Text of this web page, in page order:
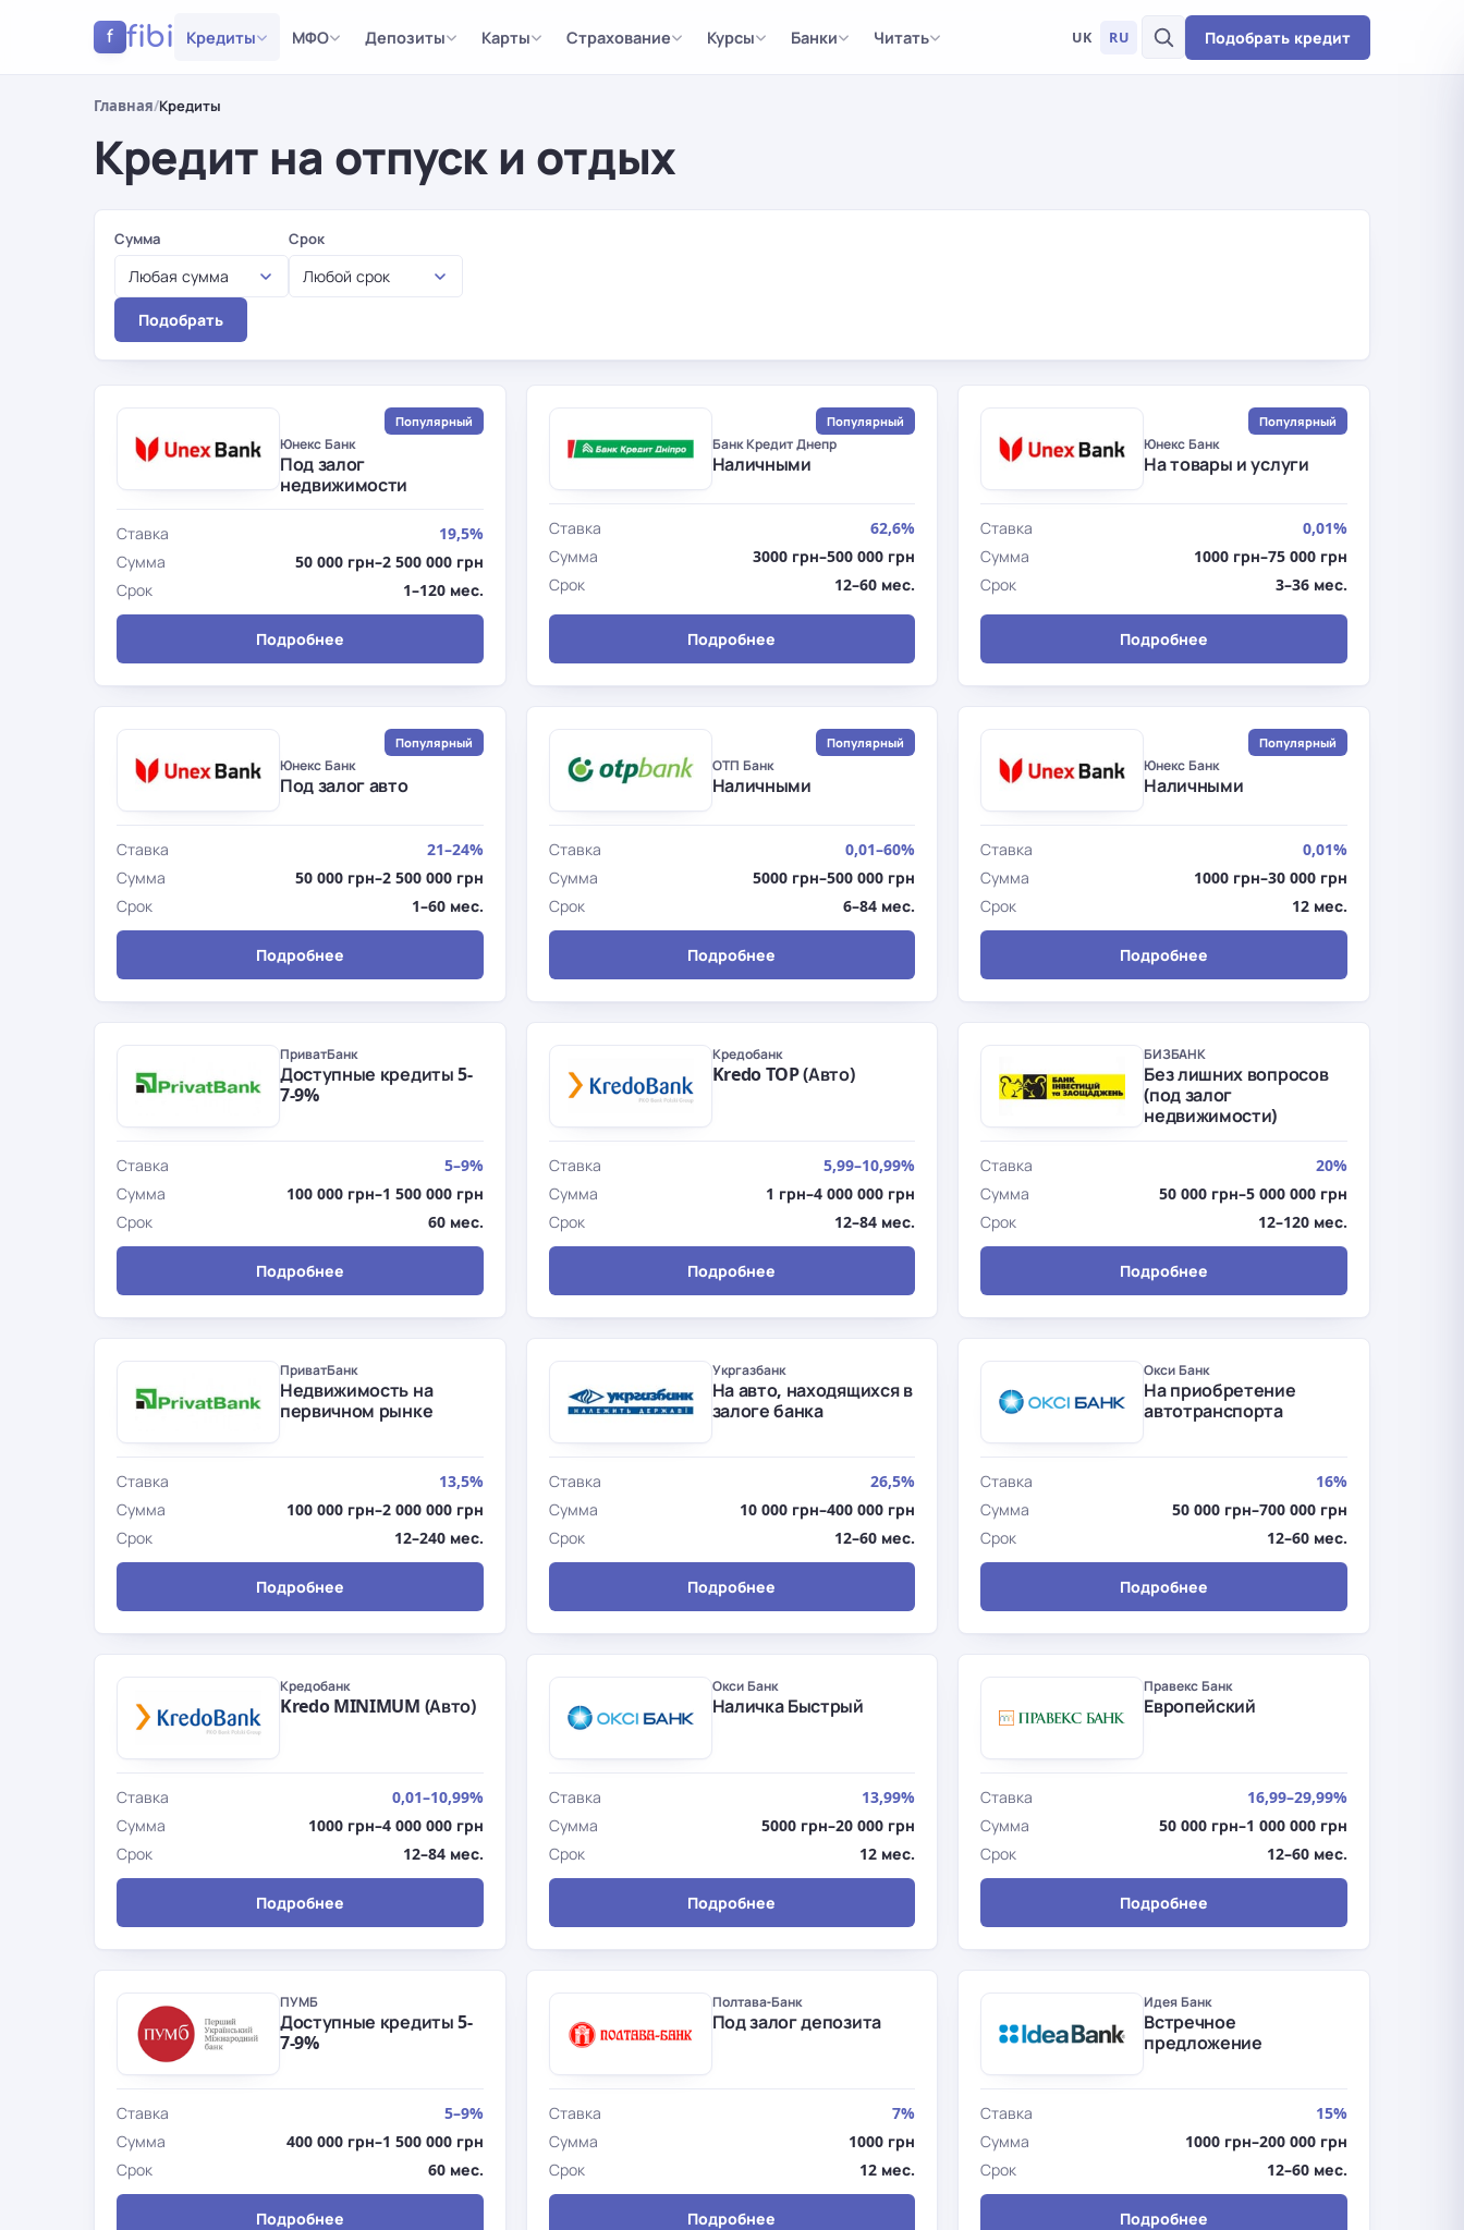
f fibi Кредиты МФО Депозиты Карты Страхование Курсы Банки Читать UK RU Подобрать кредит
Главная/Кредиты
Кредит на отпуск и отдых
Результаты
Сумма
Любая сумма
Срок
Любой срок
Подобрать
Популярный
Юнекс Банк
Под залог
недвижимости
Ставка
19,5%
Сумма
50 000 грн–2 500 000 грн
Срок
1–120 мес.
Подробнее
Популярный
Банк Кредит Днепр
Наличными
Ставка
62,6%
Сумма
3000 грн–500 000 грн
Срок
12–60 мес.
Подробнее
Популярный
Юнекс Банк
На товары и услуги
Ставка
0,01%
Сумма
1000 грн–75 000 грн
Срок
3–36 мес.
Подробнее
Популярный
Юнекс Банк
Под залог авто
Ставка
21–24%
Сумма
50 000 грн–2 500 000 грн
Срок
1–60 мес.
Подробнее
Популярный
ОТП Банк
Наличными
Ставка
0,01–60%
Сумма
5000 грн–500 000 грн
Срок
6–84 мес.
Подробнее
Популярный
Юнекс Банк
Наличными
Ставка
0,01%
Сумма
1000 грн–30 000 грн
Срок
12 мес.
Подробнее
ПриватБанк
Доступные кредиты 5-
7-9%
Ставка
5–9%
Сумма
100 000 грн–1 500 000 грн
Срок
60 мес.
Подробнее
Кредобанк
Kredo TOP (Авто)
Ставка
5,99–10,99%
Сумма
1 грн–4 000 000 грн
Срок
12–84 мес.
Подробнее
БИЗБАНК
Без лишних вопросов
(под залог
недвижимости)
Ставка
20%
Сумма
50 000 грн–5 000 000 грн
Срок
12–120 мес.
Подробнее
ПриватБанк
Недвижимость на
первичном рынке
Ставка
13,5%
Сумма
100 000 грн–2 000 000 грн
Срок
12–240 мес.
Подробнее
Укргазбанк
На авто, находящихся в
залоге банка
Ставка
26,5%
Сумма
10 000 грн–400 000 грн
Срок
12–60 мес.
Подробнее
Окси Банк
На приобретение
автотранспорта
Ставка
16%
Сумма
50 000 грн–700 000 грн
Срок
12–60 мес.
Подробнее
Кредобанк
Kredo MINIMUM (Авто)
Ставка
0,01–10,99%
Сумма
1000 грн–4 000 000 грн
Срок
12–84 мес.
Подробнее
Окси Банк
Наличка Быстрый
Ставка
13,99%
Сумма
5000 грн–20 000 грн
Срок
12 мес.
Подробнее
Правекс Банк
Европейский
Ставка
16,99–29,99%
Сумма
50 000 грн–1 000 000 грн
Срок
12–60 мес.
Подробнее
ПУМБ
Доступные кредиты 5-
7-9%
Ставка
5–9%
Сумма
400 000 грн–1 500 000 грн
Срок
60 мес.
Подробнее
Полтава-Банк
Под залог депозита
Ставка
7%
Сумма
1000 грн
Срок
12 мес.
Подробнее
Идея Банк
Встречное
предложение
Ставка
15%
Сумма
1000 грн–200 000 грн
Срок
12–60 мес.
Подробнее